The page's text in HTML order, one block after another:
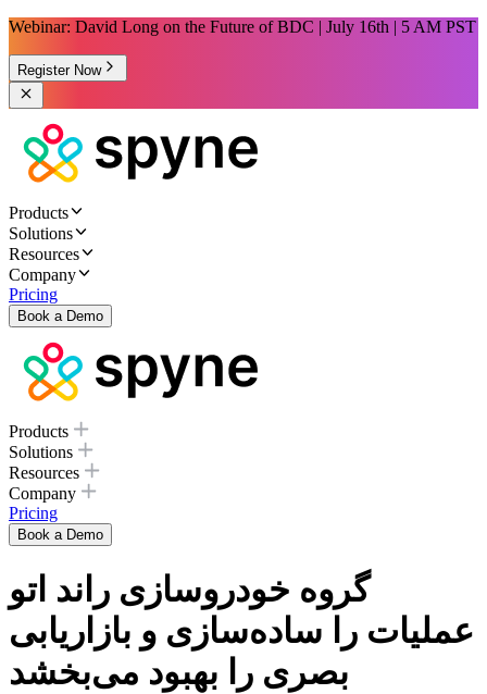
Webinar: David Long on the Future of BDC | July 16th | 5 AM PST
Register Now
Products
Solutions
Resources
Company
Pricing
Book a Demo
Products
Solutions
Resources
Company
Pricing
Book a Demo
گروه خودروسازی راند اتو
عملیات را ساده‌سازی و بازاریابی
بصری را بهبود می‌بخشد